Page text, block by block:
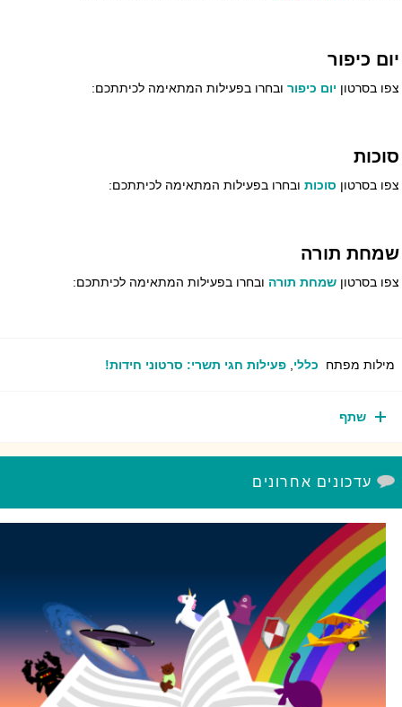
כיפור
בסרטוןיום כיפורובחרו בפעילות המתאימה לכיתתכם:
בסרטוןסוכותובחרו בפעילות המתאימה לכיתתכם:
תורה
בסרטוןשמחת תורהובחרו בפעילות המתאימה לכיתתכם:
מפתח כללי,פעילות חגי תשרי: סרטוני חידות!
שתף
עדכונים אחרונים